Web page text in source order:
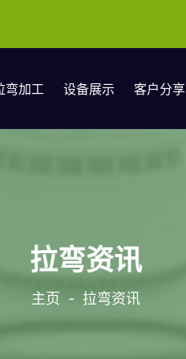
弯加工 设备展示 客户分享
拉弯资讯
主页 - 拉弯资讯